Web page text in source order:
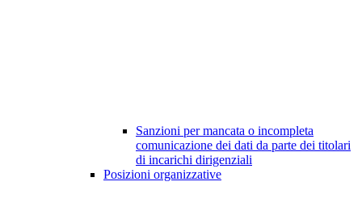
Sanzioni per mancata o incompleta
comunicazione dei dati da parte dei titolari
di incarichi dirigenziali
Posizioni organizzative